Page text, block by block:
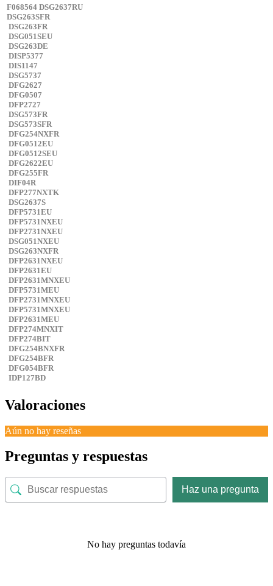
F068564 DSG2637RU
DSG263SFR
DSG263FR
DSG051SEU
DSG263DE
DISP5377
DIS1147
DSG5737
DFG2627
DFG0507
DFP2727
DSG573FR
DSG573SFR
DFG254NXFR
DFG0512EU
DFG0512SEU
DFG2622EU
DFG255FR
DIF04R
DFP277NXTK
DSG2637S
DFP5731EU
DFP5731NXEU
DFP2731NXEU
DSG051NXEU
DSG263NXFR
DFP2631NXEU
DFP2631EU
DFP2631MNXEU
DFP5731MEU
DFP2731MNXEU
DFP5731MNXEU
DFP2631MEU
DFP274MNXIT
DFP274BIT
DFG254BNXFR
DFG254BFR
DFG054BFR
IDP127BD
Valoraciones
Aún no hay reseñas
Preguntas y respuestas
Haz una pregunta
No hay preguntas todavía